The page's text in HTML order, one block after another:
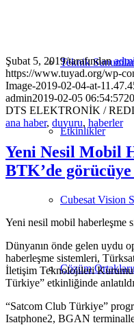
Teknik Sunumlar
Etkinlikler
Cubesat Vision
Çözüm
Şubat 5, 2019/tarafından
https://www.tuyad.org/wp-
Image-2019-02-04-at-
admin2019-02-05 06:54:57
DTS ELEKTRONİK /
ana haber, duyuru, haberler
Yeni Nesil Mobil
BTK’de görücüye
Yeni nesil mobil haberleşme
Dünyanın önde gelen uydu
haberleşme sistemleri,
İletişim Teknolojileri
Türkiye” etkinliğinde
“Satcom Club Türkiye”
Isatphone2, BGAN